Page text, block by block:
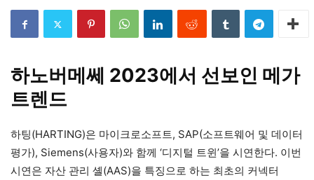
하노버메쎄 2023에서 선보인 메가
트렌드
하팅(HARTING)은 마이크로소프트, SAP(소프트웨어 및 데이터
평가), Siemens(사용자)와 함께 ‘디지털 트윈’을 시연한다. 이번
시연은 자산 관리 셸(AAS)을 특징으로 하는 최초의 커넥터